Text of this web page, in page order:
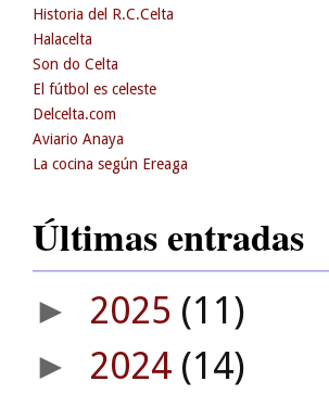
Historia del R.C.Celta
Halacelta
Son do Celta
El fútbol es celeste
Delcelta.com
Aviario Anaya
La cocina según Ereaga
Últimas entradas
► 2025 (11)
► 2024 (14)